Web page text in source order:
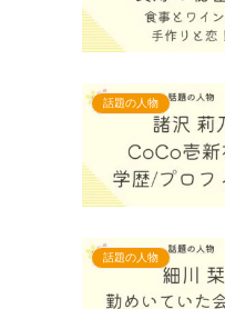
話題の人物
話題の人物